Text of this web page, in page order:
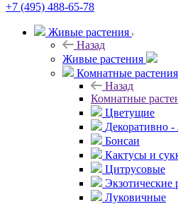
+7 (495) 488-65-78
Живые растения
Назад
Живые растения
Комнатные растения
Назад
Комнатные
Цветущие
Декоративно
Бонсаи
Кактусы и
Цитрусовые
Экзотические
Луковичные